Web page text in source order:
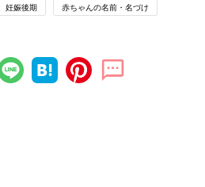
には、男女ともに漢字1文字の名
。男の子の名前は、国際的なスポー
カップなどスポーツで活躍するアス
くランクアップする動きが見られま
だ潔いイメージの名前が多くランク
妊娠後期 赤ちゃんの名前・名づけ